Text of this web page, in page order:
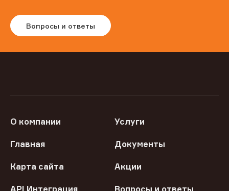
Вопросы и ответы
О компании Услуги
Главная Документы
Карта сайта Акции